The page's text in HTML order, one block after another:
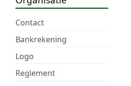
Contact
Bankrekening
Logo
Reglement